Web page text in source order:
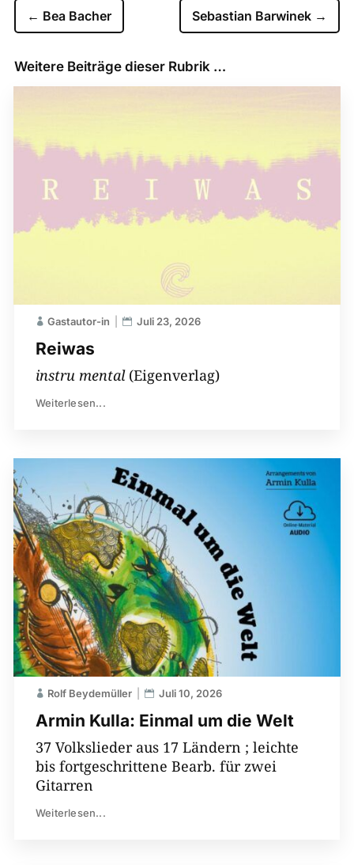
← Bea Bacher Sebastian Barwinek →
Weitere Beiträge dieser Rubrik …
Reiwas
Gastautor-in Juli 23, 2026
instru mental(Eigenverlag)
Weiterlesen...
Armin Kulla: Einmal um die Welt
Rolf Beydemüller Juli 10, 2026
37 Volkslieder aus 17 Ländern ; leichte
bis fortgeschrittene Bearb. für zwei
Gitarren
Weiterlesen...